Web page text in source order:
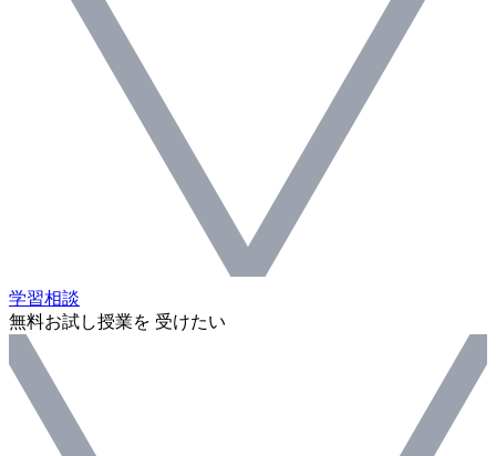
学習相談
無料お試し授業を 受けたい